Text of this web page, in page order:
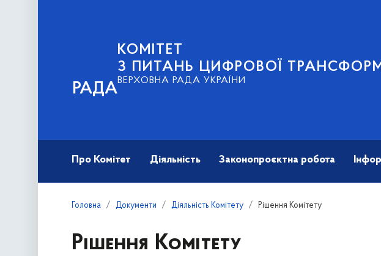
РАДА
КОМІТЕТ
З ПИТАНЬ ЦИФРОВОЇ
ВЕРХОВНА РАДА УКРАЇНИ
Про Комітет Діяльність Законопроєктна робота
Головна Документи Діяльність Комітету Рішення Комітету
Рішення Комітету